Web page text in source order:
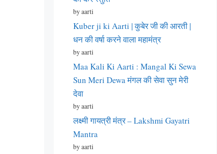
by aarti
Kuber ji ki Aarti | कुबेर जी की आरती |
धन की वर्षा करने वाला महामंत्र
by aarti
Maa Kali Ki Aarti : Mangal Ki Sewa
Sun Meri Dewa मंगल की सेवा सुन मेरी
देवा
by aarti
लक्ष्मी गायत्री मंत्र – Lakshmi Gayatri
Mantra
by aarti